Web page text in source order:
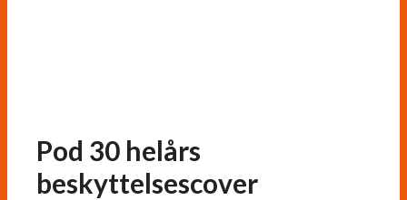
Pod 30 helårs
beskyttelsescover